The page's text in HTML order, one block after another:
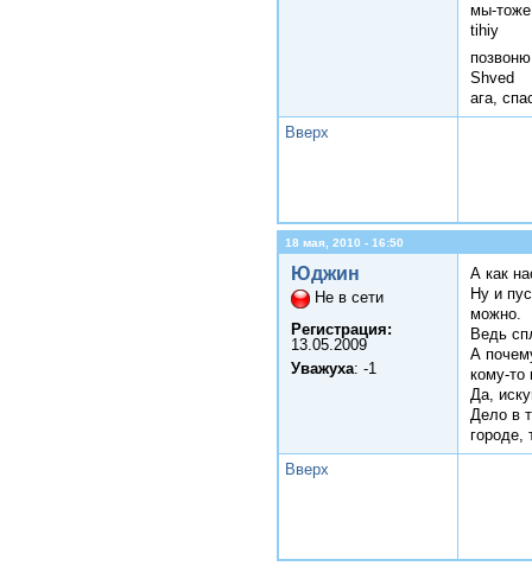
мы-
tihiy
Shved
ага,
Вверх
18 мая, 2010 - 16:50
Юджин
Не в сети
Регистрация:
13.05.2009
Уважуха: -1
А как
Ну и
можно.
Ведь
А
кому-то
Да,
Дело в
городе,
Вверх